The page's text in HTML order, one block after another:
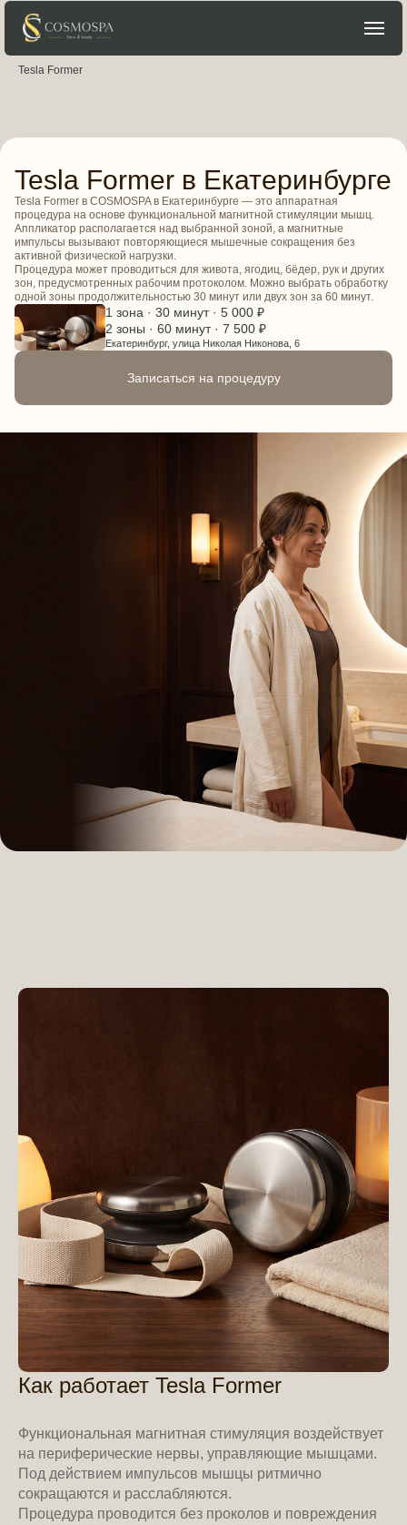
Tesla Former
Tesla Former в Екатеринбурге
Tesla Former в COSMOSPA в Екатеринбурге — это аппаратная
процедура на основе функциональной магнитной стимуляции мышц.
Аппликатор располагается над выбранной зоной, а магнитные
импульсы вызывают повторяющиеся мышечные сокращения без
активной физической нагрузки.
Процедура может проводиться для живота, ягодиц, бёдер, рук и других
зон, предусмотренных рабочим протоколом. Можно выбрать обработку
одной зоны продолжительностью 30 минут или двух зон за 60 минут.
1 зона · 30 минут · 5 000 ₽
2 зоны · 60 минут · 7 500 ₽
Екатеринбург, улица Николая Никонова, 6
Записаться на процедуру
Как работает Tesla Former
Функциональная магнитная стимуляция воздействует
на периферические нервы, управляющие мышцами.
Под действием импульсов мышцы ритмично
сокращаются и расслабляются.
Процедура проводится без проколов и повреждения